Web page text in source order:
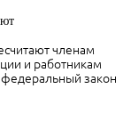
членам
и работникам
закон